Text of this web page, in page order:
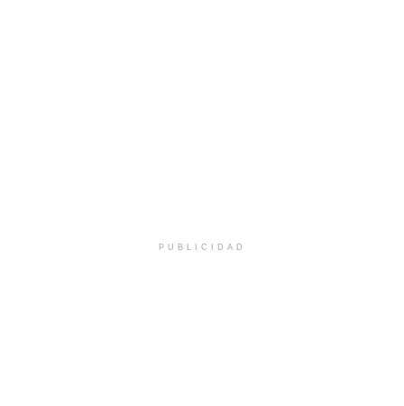
PUBLICIDAD